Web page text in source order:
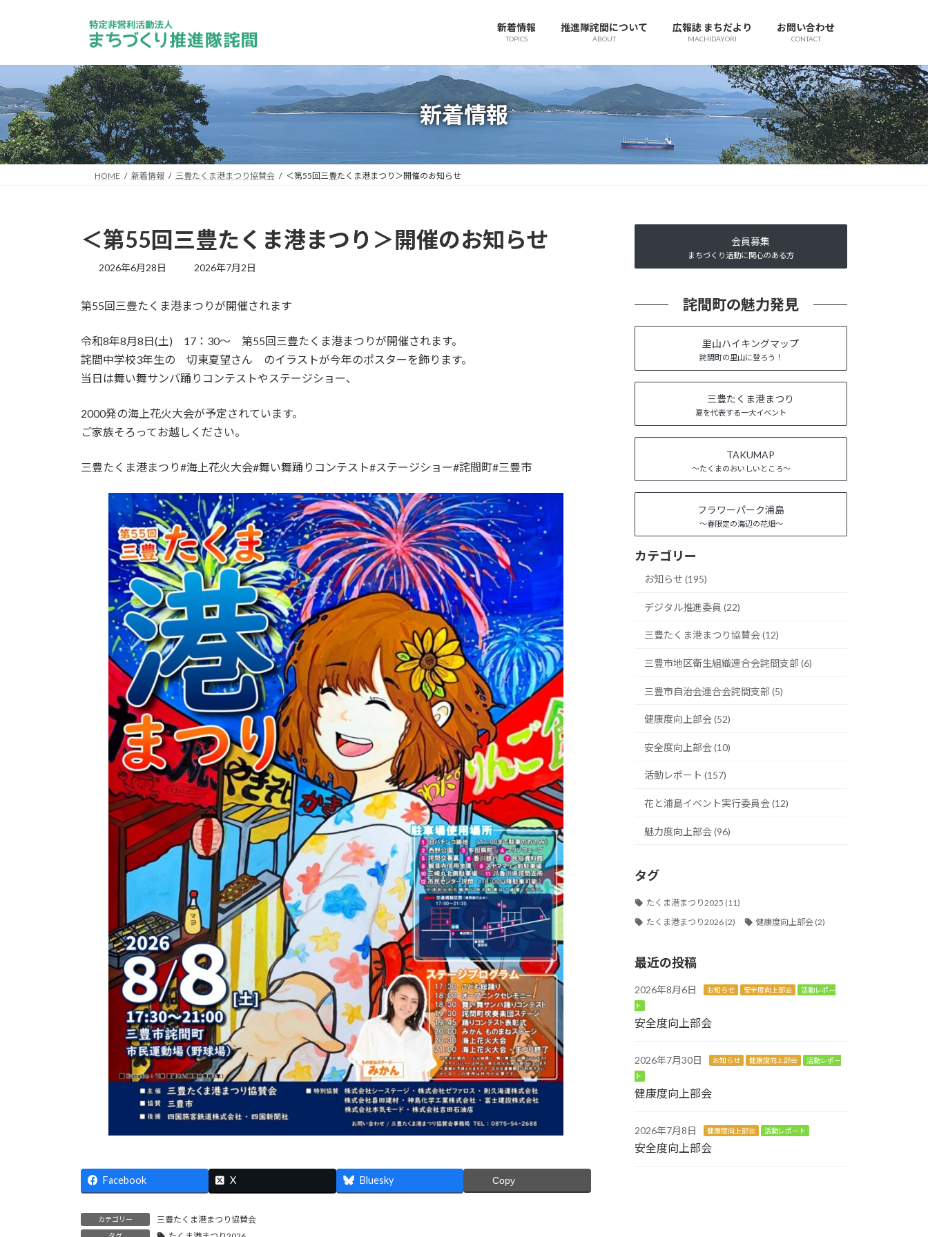
へ
ス
キ
ッ
プ
ョ
ン
に
移
動
新着情報
TOPICS
推進隊詫間について
ABOUT
広報誌 まちだより
MACHIDAYORI
お問い合わせ
CONTACT
新着情報
HOME 新着情報 三豊たくま港まつり協賛会 ＜第55回三豊たくま港まつり＞開催のお知らせ
＜第55回三豊たくま港まつり＞開催のお知らせ
2026年6月28日
最
新
時
2026年7月2日
第55回三豊たくま港まつりが開催されます
令和8年8月8日(土) 17：30～ 第55回三豊たくま港まつりが開催されます。
詫間中学校3年生の 切東夏望さん のイラストが今年のポスターを飾ります。
当日は舞い舞サンバ踊りコンテストやステージショー、
2000発の海上花火大会が予定されています。
ご家族そろってお越しください。
三豊たくま港まつり#海上花火大会#舞い舞踊りコンテスト#ステージショー#詫間町#三豊市
Facebook X Bluesky Copy
カテゴリー 三豊たくま港まつり協賛会
タグ
会員募集
まちづくり活動に関心のある方
詫間町の魅力発見
里山ハイキングマップ
詫間町の里山に登ろう！
三豊たくま港まつり
夏を代表する一大イベント
TAKUMAP
～たくまのおいしいところ～
フラワーパーク浦島
～春限定の海辺の花畑～
カテゴリー
お知らせ (195)
デジタル推進委員 (22)
三豊たくま港まつり協賛会 (12)
三豊市地区衛生組織連合会詫間支部 (6)
三豊市自治会連合会詫間支部 (5)
健康度向上部会 (52)
安全度向上部会 (10)
活動レポート (157)
花と浦島イベント実行委員会 (12)
魅力度向上部会 (96)
タグ
たくま港まつり2025 (11)
たくま港まつり2026 (2) 健康度向上部会 (2)
最近の投稿
2026年8月6日 お知らせ 安全度向上部会
活動レポー
ト
安全度向上部会
2026年7月30日 お知らせ 健康度向上部会
活動レポー
ト
健康度向上部会
2026年7月8日 健康度向上部会 活動レポート
安全度向上部会